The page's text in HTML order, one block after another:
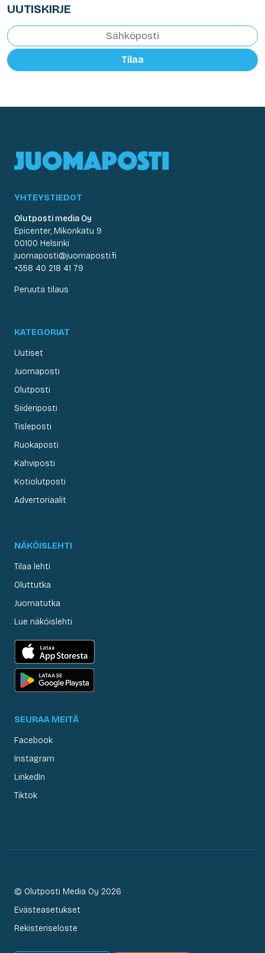
UUTISKIRJE
Tilaa
YHTEYSTIEDOT
Olutposti media Oy
Epicenter, Mikonkatu 9
00100 Helsinki
juomaposti@juomaposti.fi
+358 40 218 41 79
Peruuta tilaus
KATEGORIAT
Uutiset
Juomaposti
Olutposti
Siideriposti
Tisleposti
Ruokaposti
Kahviposti
Kotiolutposti
Advertoriaalit
NÄKÖISLEHTI
Tilaa lehti
Oluttutka
Juomatutka
Lue näköislehti
SEURAA MEITÄ
Facebook
Instagram
LinkedIn
Tiktok
© Olutposti Media Oy 2026
Evästeasetukset
Rekisteriseloste